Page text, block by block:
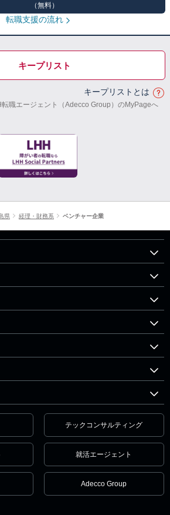
（無料）
転職支援の流れ
キープリスト
キープリストとは
職エージェント（Adecco Group）のMyPageへ
県 経理・財務系 ベンチャー企業
テックコンサルティング
就活エージェント
Adecco Group